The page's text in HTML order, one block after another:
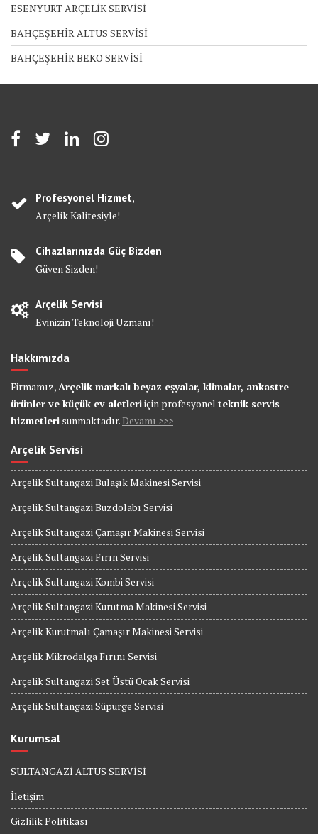
ESENYURT ARÇELİK SERVİSİ
BAHÇEŞEHİR ALTUS SERVİSİ
BAHÇEŞEHİR BEKO SERVİSİ
Profesyonel Hizmet,
Arçelik Kalitesiyle!
Cihazlarınızda Güç Bizden
Güven Sizden!
Arçelik Servisi
Evinizin Teknoloji Uzmanı!
Hakkımızda
Firmamız, Arçelik markalı beyaz eşyalar, klimalar, ankastre
ürünler ve küçük ev aletleriiçin profesyonel teknik servis
hizmetleri sunmaktadır. Devamı >>>
Arçelik Servisi
Arçelik Sultangazi Bulaşık Makinesi Servisi
Arçelik Sultangazi Buzdolabı Servisi
Arçelik Sultangazi Çamaşır Makinesi Servisi
Arçelik Sultangazi Fırın Servisi
Arçelik Sultangazi Kombi Servisi
Arçelik Sultangazi Kurutma Makinesi Servisi
Arçelik Kurutmalı Çamaşır Makinesi Servisi
Arçelik Mikrodalga Fırını Servisi
Arçelik Sultangazi Set Üstü Ocak Servisi
Arçelik Sultangazi Süpürge Servisi
Kurumsal
SULTANGAZİ ALTUS SERVİSİ
İletişim
Gizlilik Politikası